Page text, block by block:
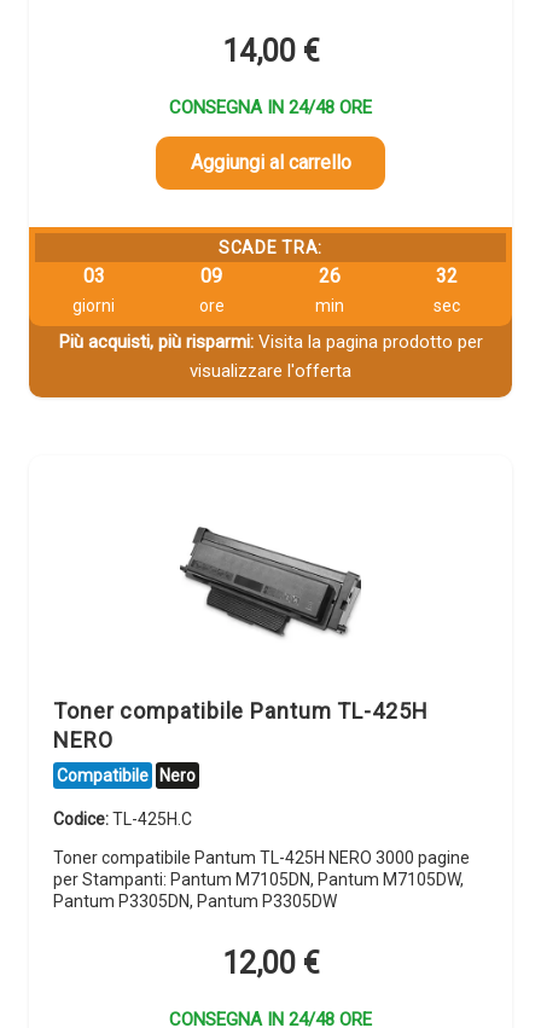
14,00 €
CONSEGNA IN 24/48 ORE
Aggiungi al carrello
SCADE TRA:
03
giorni
09
ore
26
min
31
sec
Più acquisti, più risparmi:Visita la pagina prodotto per
visualizzare l'offerta
Toner compatibile Pantum TL-425H
NERO
Compatibile Nero
Codice:TL-425H.C
Toner compatibile Pantum TL-425H NERO 3000 pagine
per Stampanti: Pantum M7105DN, Pantum M7105DW,
Pantum P3305DN, Pantum P3305DW
12,00 €
CONSEGNA IN 24/48 ORE